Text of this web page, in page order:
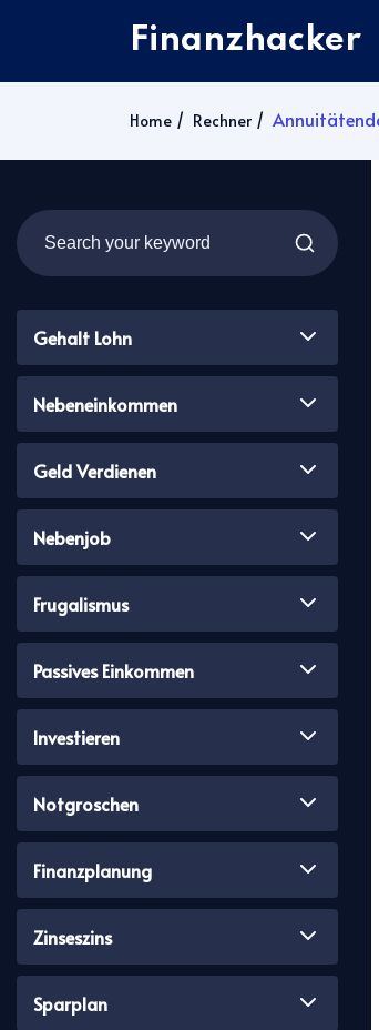
Finanzhacker
Home Rechner
Gehalt Lohn
Nebeneinkommen
Geld Verdienen
Nebenjob
Frugalismus
Passives Einkommen
Investieren
Notgroschen
Finanzplanung
Zinseszins
Sparplan